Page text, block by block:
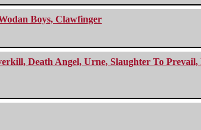
Boys, Clawfinger
Death Angel, Urne, Slaughter To